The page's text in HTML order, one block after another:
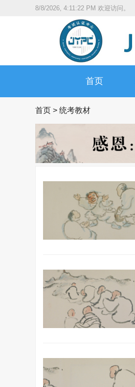
8/8/2026, 4:11:22 PM 欢迎访问。
首页
首页 > 统考教材